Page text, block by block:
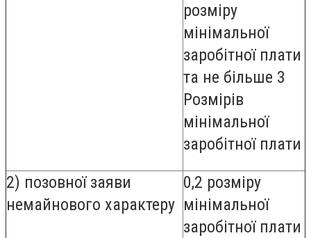
розміру
мінімальної
заробітної плати
та не більше 3
Розмірів
мінімальної
заробітної плати
2) позовної заяви
немайнового характеру
0,2 розміру
мінімальної
заробітної плати